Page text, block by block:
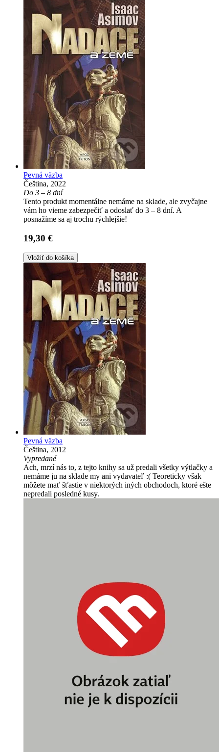
Pevná väzba
Čeština, 2022
Do 3 – 8 dní
Tento produkt momentálne nemáme na sklade, ale zvyčajne
vám ho vieme zabezpečiť a odoslať do 3 – 8 dní. A
posnažíme sa aj trochu rýchlejšie!
19,30 €
Vložiť do košíka
Pevná väzba
Čeština, 2012
Vypredané
Ach, mrzí nás to, z tejto knihy sa už predali všetky výtlačky a
nemáme ju na sklade my ani vydavateľ :( Teoreticky však
môžete mať šťastie v niektorých iných obchodoch, ktoré ešte
nepredali posledné kusy.